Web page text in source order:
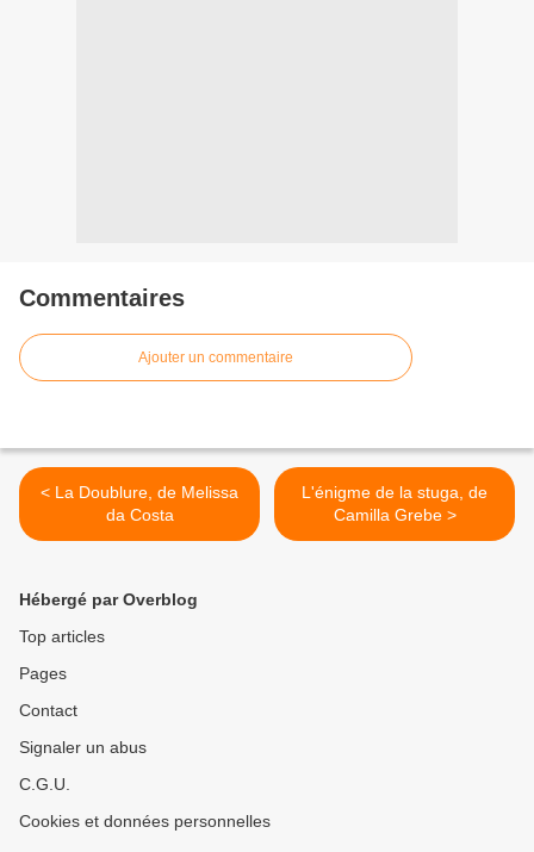
Commentaires
Ajouter un commentaire
< La Doublure, de Melissa
da Costa
L'énigme de la stuga, de
Camilla Grebe >
Hébergé par Overblog
Top articles
Pages
Contact
Signaler un abus
C.G.U.
Cookies et données personnelles